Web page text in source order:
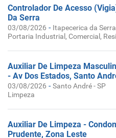
Controlador De Acesso
Da Serra
03/08/2026 - Itapecerica da
Portaria Industrial, Comercial,
Auxiliar De Limpeza
- Av Dos Estados, Santo
03/08/2026 -Santo André - SP
Limpeza
Auxiliar De Limpeza -
Prudente, Zona Leste